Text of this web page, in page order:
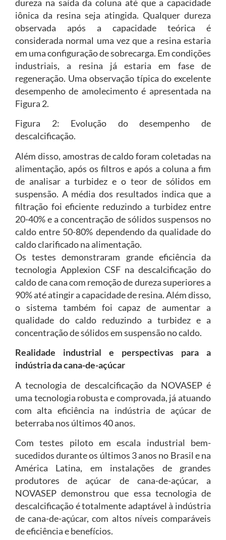
dureza na saída da coluna até que a capacidade
iônica da resina seja atingida. Qualquer dureza
observada após a capacidade teórica é
considerada normal uma vez que a resina estaria
em uma configuração de sobrecarga. Em condições
industriais, a resina já estaria em fase de
regeneração. Uma observação típica do excelente
desempenho de amolecimento é apresentada na
Figura 2.
Figura 2: Evolução do desempenho de
descalcificação.
Além disso, amostras de caldo foram coletadas na
alimentação, após os filtros e após a coluna a fim
de analisar a turbidez e o teor de sólidos em
suspensão. A média dos resultados indica que a
filtração foi eficiente reduzindo a turbidez entre
20-40% e a concentração de sólidos suspensos no
caldo entre 50-80% dependendo da qualidade do
caldo clarificado na alimentação.
Os testes demonstraram grande eficiência da
tecnologia Applexion CSF na descalcificação do
caldo de cana com remoção de dureza superiores a
90% até atingir a capacidade de resina. Além disso,
o sistema também foi capaz de aumentar a
qualidade do caldo reduzindo a turbidez e a
concentração de sólidos em suspensão no caldo.
Realidade industrial e perspectivas para a
indústria da cana-de-açúcar
A tecnologia de descalcificação da NOVASEP é
uma tecnologia robusta e comprovada, já atuando
com alta eficiência na indústria de açúcar de
beterraba nos últimos 40 anos.
Com testes piloto em escala industrial bem-
sucedidos durante os últimos 3 anos no Brasil e na
América Latina, em instalações de grandes
produtores de açúcar de cana-de-açúcar, a
NOVASEP demonstrou que essa tecnologia de
descalcificação é totalmente adaptável à indústria
de cana-de-açúcar, com altos níveis comparáveis
de eficiência e benefícios.